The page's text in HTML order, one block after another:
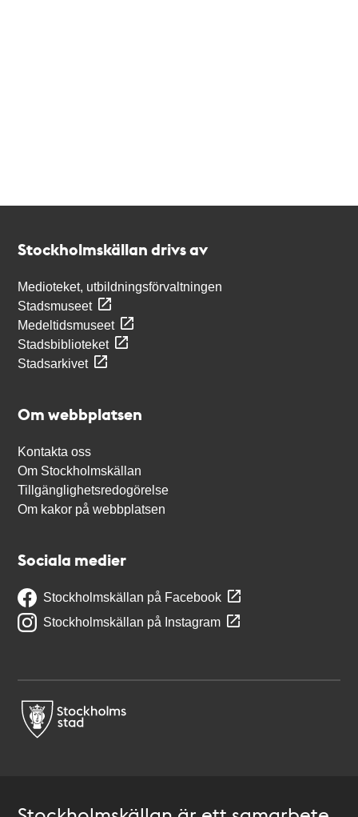
Stockholmskällan drivs av
Medioteket, utbildningsförvaltningen
Stadsmuseet
Medeltidsmuseet
Stadsbiblioteket
Stadsarkivet
Om webbplatsen
Kontakta oss
Om Stockholmskällan
Tillgänglighetsredogörelse
Om kakor på webbplatsen
Sociala medier
Stockholmskällan på Facebook
Stockholmskällan på Instagram